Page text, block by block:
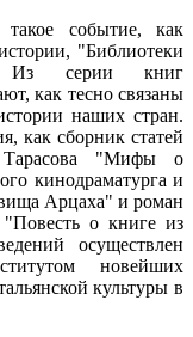
событие, как
"Библиотеки
Из серии книг
как тесно связаны
наших стран.
как сборник статей
Тарасова "Мифы о
кинодраматурга и
Арцаха" и роман
"Повесть о книге из
осуществлен
новейших
культуры в